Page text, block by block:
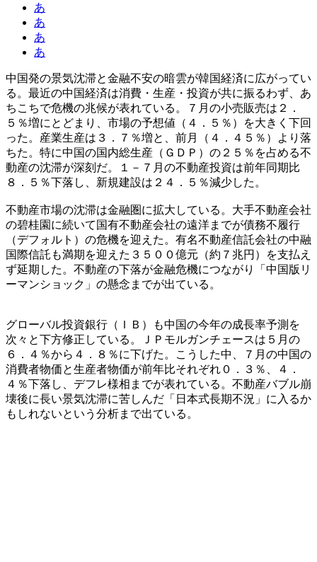
あ
あ
あ
あ
中国発の景気沈滞と金融不安の暗雲が韓国経済に広がってい
る。最近の中国経済は消費・生産・投資が共に振るわず、あ
ちこちで危機の兆候が表れている。７月の小売販売は２．
５％増にとどまり、市場の予想値（４．５％）を大きく下回
った。産業生産は３．７％増と、前月（４．４５％）より落
ちた。特に中国の国内総生産（ＧＤＰ）の２５％を占める不
動産の沈滞が深刻だ。１－７月の不動産投資は前年同期比
８．５％下落し、新規建設は２４．５％減少した。
不動産市場の沈滞は金融圏に拡大している。大手不動産会社
の碧桂園に続いて国有不動産会社の遠洋までが債務不履行
（デフォルト）の危機を迎えた。有名不動産信託会社の中融
国際信託も満期を迎えた３５００億元（約７兆円）を支払え
ず延期した。不動産の下落が金融危機につながり「中国版リ
ーマンショック」の懸念までが出ている。
グローバル投資銀行（ＩＢ）も中国の今年の成長率予測を
次々と下方修正している。ＪＰモルガンチェースは５月の
６．４％から４．８％に下げた。こうした中、７月の中国の
消費者物価と生産者物価が前年比それぞれ０．３％、４．
４％下落し、デフレ様相までが表れている。不動産バブル崩
壊後に長い景気沈滞に苦しんだ「日本式長期不況」に入るか
もしれないという分析まで出ている。